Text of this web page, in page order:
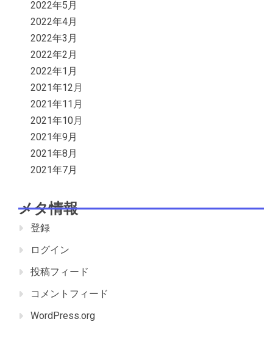
2022年5月
2022年4月
2022年3月
2022年2月
2022年1月
2021年12月
2021年11月
2021年10月
2021年9月
2021年8月
2021年7月
メタ情報
登録
ログイン
投稿フィード
コメントフィード
WordPress.org